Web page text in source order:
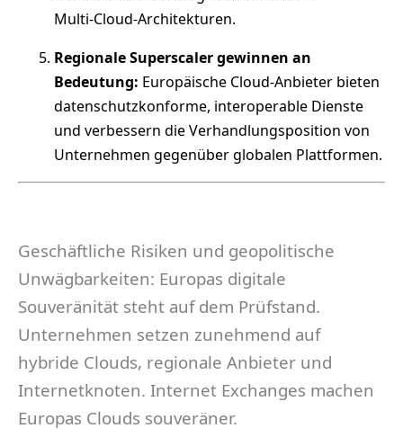
Multi‑Cloud‑Architekturen.
Regionale Superscaler gewinnen an
Bedeutung: Europäische Cloud‑Anbieter bieten
datenschutzkonforme, interoperable Dienste
und verbessern die Verhandlungsposition von
Unternehmen gegenüber globalen Plattformen.
Geschäftliche Risiken und geopolitische
Unwägbarkeiten: Europas digitale
Souveränität steht auf dem Prüfstand.
Unternehmen setzen zunehmend auf
hybride Clouds, regionale Anbieter und
Internetknoten. Internet Exchanges machen
Europas Clouds souveräner.